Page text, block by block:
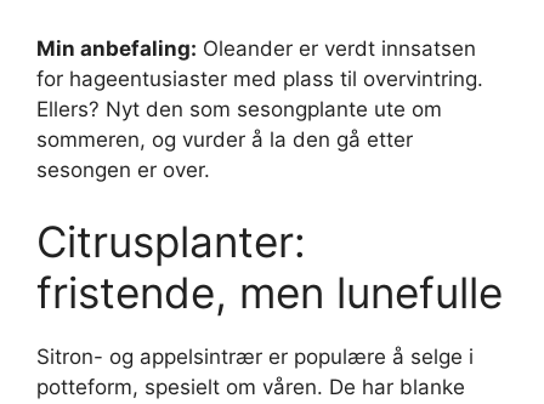
Min anbefaling: Oleander er verdt innsatsen
for hageentusiaster med plass til overvintring.
Ellers? Nyt den som sesongplante ute om
sommeren, og vurder å la den gå etter
sesongen er over.
Citrusplanter:
fristende, men lunefulle
Sitron- og appelsintrær er populære å selge i
potteform, spesielt om våren. De har blanke